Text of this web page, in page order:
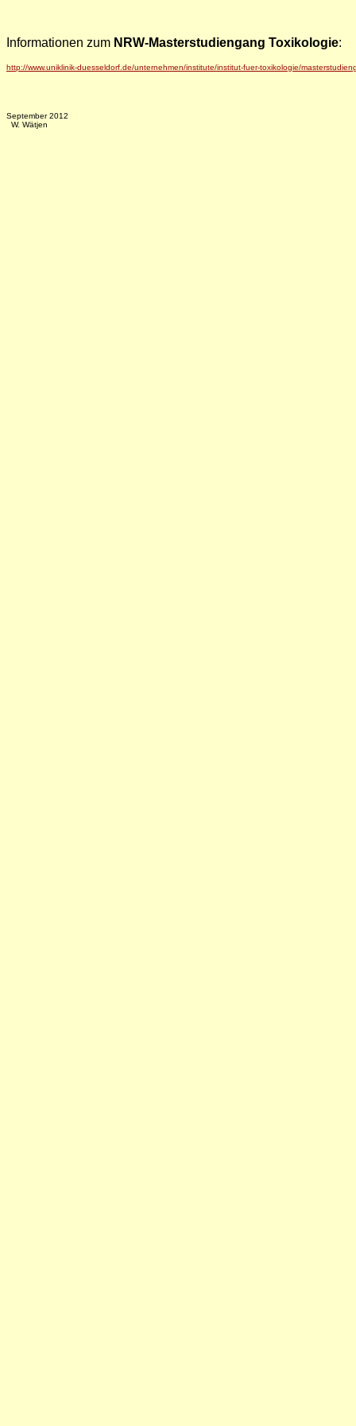
Informationen zum NRW-Masterstudiengang Toxikologie:
http://www.uniklinik-duesseldorf.de/unternehmen/institute/institut-fuer-toxikologie/
September 2012
W. Wätjen